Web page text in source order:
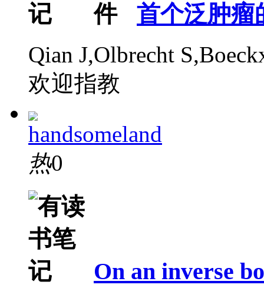
首个泛肿瘤
Qian J,Olbrecht
欢迎指教
handsomeland
热0
On an inverse